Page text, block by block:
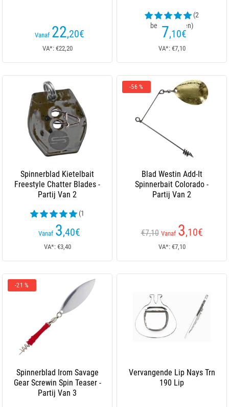
Vanaf 22,20€
VA*: €22,20
(2
beoordelingen)
7,10€
VA*: €7,10
Spinnerblad Kietelbait
Freestyle Chatter Blades -
Partij Van 2
(1
beoordelingen)
Vanaf 3,40€
VA*: €3,40
-56 %
Blad Westin Add-It
Spinnerbait Colorado -
Partij Van 2
€7,10 Vanaf 3,10€
VA*: €7,10
-21 %
Spinnerblad Irom Savage
Gear Screwin Spin Teaser -
Partij Van 3
Vervangende Lip Nays Trn
190 Lip